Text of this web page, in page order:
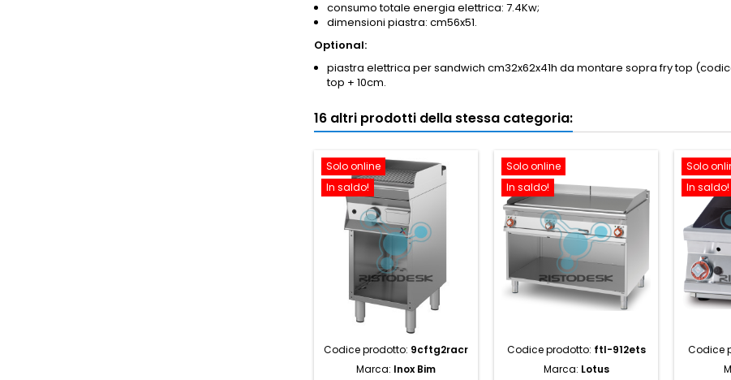
consumo totale energia elettrica: 7.4Kw;
dimensioni piastra: cm56x51.
Optional:
piastra elettrica per sandwich cm32x62x41h da montare sopra fry top
top + 10cm.
16 altri prodotti della stessa categoria:
Solo online
In saldo!
Codice prodotto: 9cftg2racr
Marca: Inox Bim
Solo online
In saldo!
Codice prodotto: ftl-912ets
Marca: Lotus
Solo
In saldo!
Codice